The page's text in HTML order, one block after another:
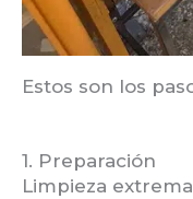
Estos son los
1. Preparación
Limpieza